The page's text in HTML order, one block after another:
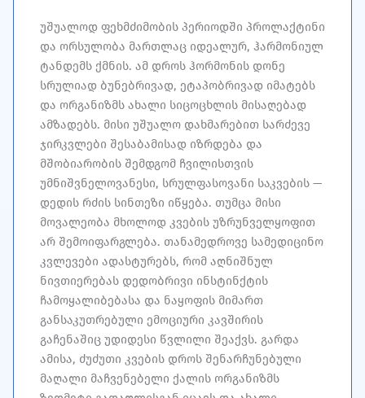
უშუალოდ ფეხმძიმობის პერიოდში პროლაქტინი
და ორსულობა მართლაც იდეალურ, ჰარმონიულ
ტანდემს ქმნის. ამ დროს ჰორმონის დონე
სრულიად ბუნებრივად, ეტაპობრივად იმატებს
და ორგანიზმს ახალი სიცოცხლის მისაღებად
ამზადებს. მისი უშუალო დახმარებით სარძევე
ჯირკვლები შესაბამისად იზრდება და
მშობიარობის შემდგომ ჩვილისთვის
უმნიშვნელოვანესი, სრულფასოვანი საკვების —
დედის რძის სინთეზი იწყება. თუმცა მისი
მოვალეობა მხოლოდ კვების უზრუნველყოფით
არ შემოიფარგლება. თანამედროვე სამედიცინო
კვლევები ადასტურებს, რომ აღნიშნულ
ნივთიერებას დედობრივი ინსტინქტის
ჩამოყალიბებასა და ნაყოფის მიმართ
განსაკუთრებული ემოციური კავშირის
გაჩენაშიც უდიდესი წვლილი შეაქვს. გარდა
ამისა, ძუძუთი კვების დროს შენარჩუნებული
მაღალი მაჩვენებელი ქალის ორგანიზმს